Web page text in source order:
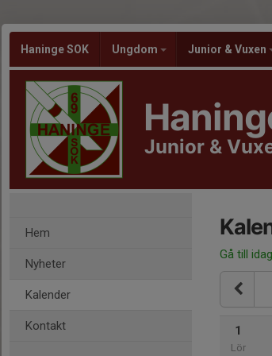
Haninge SOK Ungdom Junior & Vuxen
Junior &
Hem
Nyheter
Kalender
Kontakt
Gå till idag
1
Lör